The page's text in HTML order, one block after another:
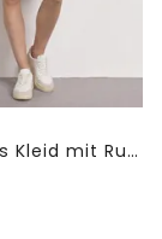
Knielanges Kleid mit Rundhalsausschnitt